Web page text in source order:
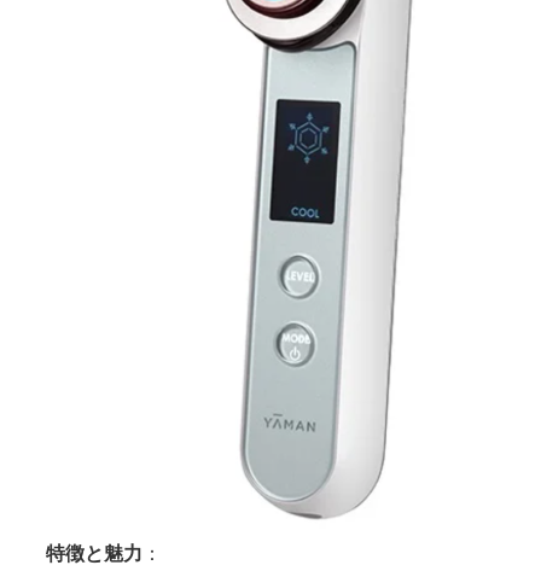
特徴と魅力 ：